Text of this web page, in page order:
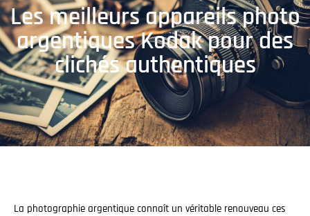
Les meilleurs appareils photo
argentiques Kodak pour des
clichés authentiques
La photographie argentique connaît un véritable renouveau ces